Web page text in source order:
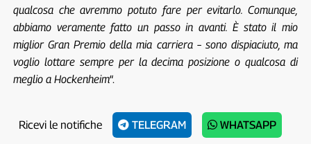
qualcosa che avremmo potuto fare per evitarlo. Comunque,
abbiamo veramente fatto un passo in avanti. È stato il mio
miglior Gran Premio della mia carriera – sono dispiaciuto, ma
voglio lottare sempre per la decima posizione o qualcosa di
meglio a Hockenheim“.
Ricevi le notifiche TELEGRAM WHATSAPP